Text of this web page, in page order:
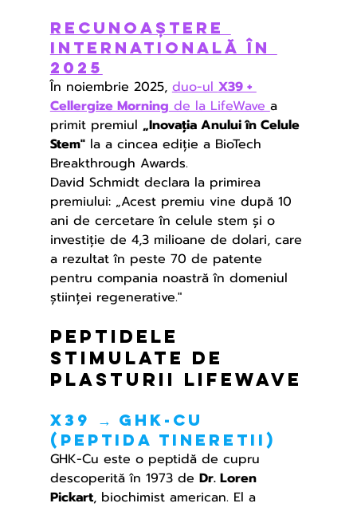
Recunoaștere
internaTională în
2025
În noiembrie 2025, duo-ul X39 +
Cellergize Morning de la LifeWave a
primit premiul „Inovația Anului în Celule
Stem" la a cincea ediție a BioTech
Breakthrough Awards.
David Schmidt declara la primirea
premiului: „Acest premiu vine după 10
ani de cercetare în celule stem și o
investiție de 4,3 milioane de dolari, care
a rezultat în peste 70 de patente
pentru compania noastră în domeniul
științei regenerative."
Peptidele
stimulate de
plasturii LifeWave
X39 → GHK-Cu
(peptida tinereTii)
GHK-Cu este o peptidă de cupru
descoperită în 1973 de Dr. Loren
Pickart, biochimist american. El a